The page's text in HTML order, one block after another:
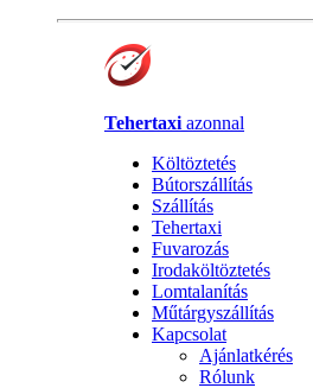
Tehertaxi azonnal
Költöztetés
Bútorszállítás
Szállítás
Tehertaxi
Fuvarozás
Irodaköltöztetés
Lomtalanítás
Műtárgyszállítás
Kapcsolat
Ajánlatkérés
Rólunk